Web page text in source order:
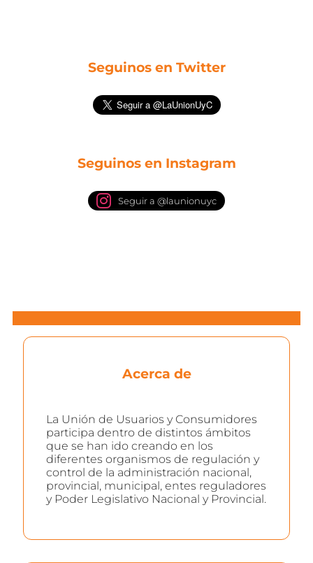
Seguinos en Twitter
Seguinos en Instagram
Seguir a @launionuyc
Acerca de
La Unión de Usuarios y Consumidores
participa dentro de distintos ámbitos
que se han ido creando en los
diferentes organismos de regulación y
control de la administración nacional,
provincial, municipal, entes reguladores
y Poder Legislativo Nacional y Provincial.